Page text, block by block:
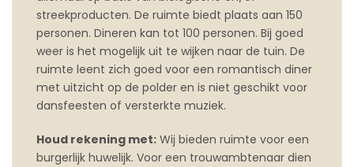
streekproducten. De ruimte biedt plaats aan 150
personen. Dineren kan tot 100 personen. Bij goed
weer is het mogelijk uit te wijken naar de tuin. De
ruimte leent zich goed voor een romantisch diner
met uitzicht op de polder en is niet geschikt voor
dansfeesten of versterkte muziek.
Houd rekening met: Wij bieden ruimte voor een
burgerlijk huwelijk. Voor een trouwambtenaar dien